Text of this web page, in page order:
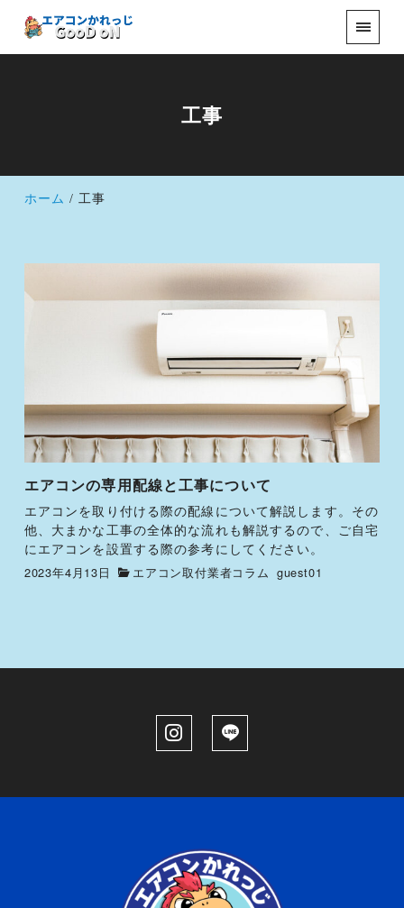
工事
ホーム 工事
エアコンの専用配線と工事について
エアコンを取り付ける際の配線について解説します。その
他、大まかな工事の全体的な流れも解説するので、ご自宅
にエアコンを設置する際の参考にしてください。
2023年4月13日 エアコン取付業者コラム guest01